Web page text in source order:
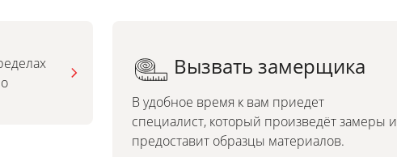
Можно заказать по
индивидуальным размерам
Вызвать замерщика
В удобное время к вам приедет
специалист, который произведёт замеры и
предоставит образцы материалов.